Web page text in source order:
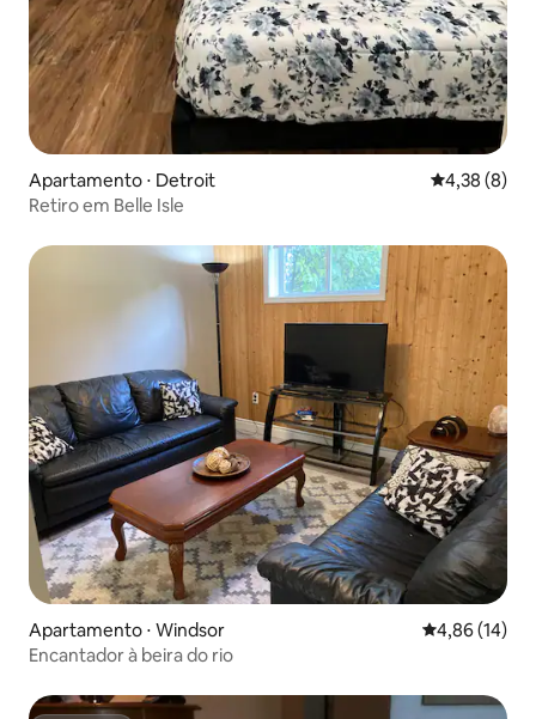
Apartamento ⋅ Detroit 4,38 de uma
4,38 (8)
Retiro em Belle Isle
Apartamento ⋅ Windsor 4,86 de uma
4,86 (14)
Encantador à beira do rio